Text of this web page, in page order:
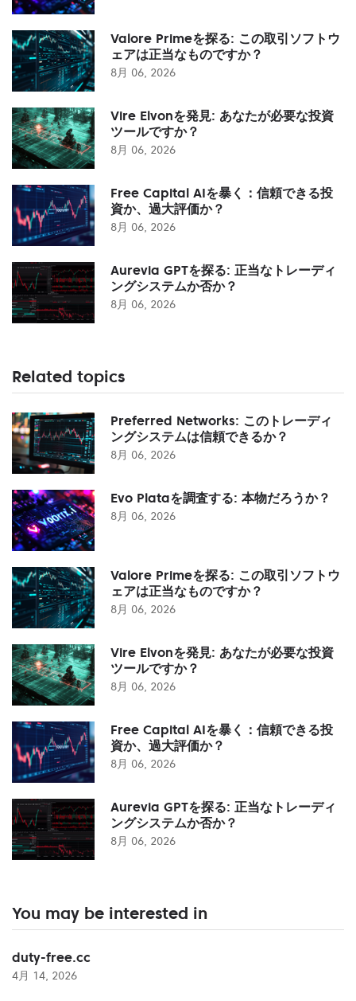
Valore Primeを探る: この取引ソフトウ
ェアは正当なものですか？
8月 06, 2026
Vire Elvonを発見: あなたが必要な投資
ツールですか？
8月 06, 2026
Free Capital AIを暴く：信頼できる投
資か、過大評価か？
8月 06, 2026
Aurevia GPTを探る: 正当なトレーディ
ングシステムか否か？
8月 06, 2026
Related topics
Preferred Networks: このトレーディ
ングシステムは信頼できるか？
8月 06, 2026
Evo Plataを調査する: 本物だろうか？
8月 06, 2026
Valore Primeを探る: この取引ソフトウ
ェアは正当なものですか？
8月 06, 2026
Vire Elvonを発見: あなたが必要な投資
ツールですか？
8月 06, 2026
Free Capital AIを暴く：信頼できる投
資か、過大評価か？
8月 06, 2026
Aurevia GPTを探る: 正当なトレーディ
ングシステムか否か？
8月 06, 2026
You may be interested in
duty-free.cc
4月 14, 2026